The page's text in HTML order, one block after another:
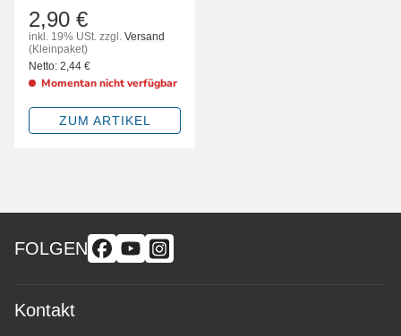
2,90 €
inkl. 19% USt. zzgl. Versand
(Kleinpaket)
Netto: 2,44 €
Momentan nicht verfügbar
ZUM ARTIKEL
FOLGEN
Kontakt